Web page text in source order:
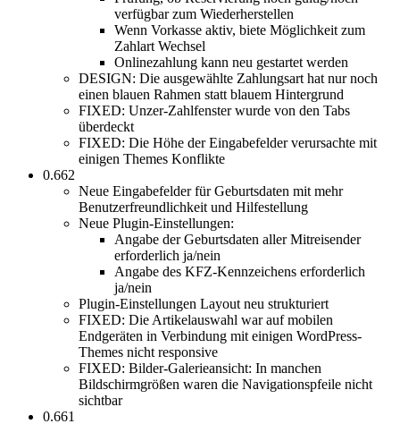
verfügbar zum Wiederherstellen
Wenn Vorkasse aktiv, biete Möglichkeit zum
Zahlart Wechsel
Onlinezahlung kann neu gestartet werden
DESIGN: Die ausgewählte Zahlungsart hat nur noch
einen blauen Rahmen statt blauem Hintergrund
FIXED: Unzer-Zahlfenster wurde von den Tabs
überdeckt
FIXED: Die Höhe der Eingabefelder verursachte mit
einigen Themes Konflikte
0.662
Neue Eingabefelder für Geburtsdaten mit mehr
Benutzerfreundlichkeit und Hilfestellung
Neue Plugin-Einstellungen:
Angabe der Geburtsdaten aller Mitreisender
erforderlich ja/nein
Angabe des KFZ-Kennzeichens erforderlich
ja/nein
Plugin-Einstellungen Layout neu strukturiert
FIXED: Die Artikelauswahl war auf mobilen
Endgeräten in Verbindung mit einigen WordPress-
Themes nicht responsive
FIXED: Bilder-Galerieansicht: In manchen
Bildschirmgrößen waren die Navigationspfeile nicht
sichtbar
0.661